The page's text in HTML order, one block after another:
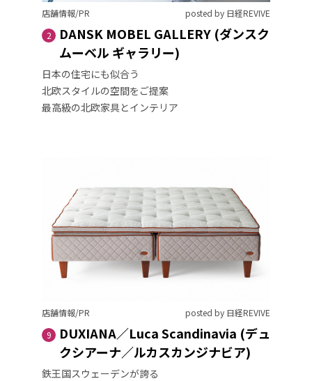
店舗情報/PR
posted by 日経REVIVE
2
DANSK MOBEL GALLERY (ダンスク
ムーベル ギャラリー)
日本の住宅にも似合う
北欧スタイルの空間をご提案
最高級の北欧家具とインテリア
店舗情報/PR
posted by 日経REVIVE
9
DUXIANA／Luca Scandinavia (デュ
クシアーナ／ルカスカンジナビア)
鉄王国スウェーデンが誇る